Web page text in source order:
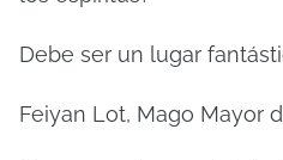
Debe ser un lugar
Feiyan Lot, Mago Mayor